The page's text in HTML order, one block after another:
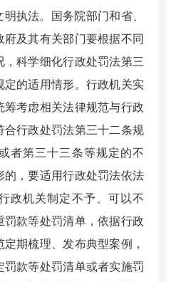
执法。
国务院部门和省、
府及其有关部门要根据不同
科学细化行政处罚法第三
定的适用情形。行政机关实
考虑相关法律规范与行政
合行政处罚法第三十二条规
者第三十三条等规定的不
的，要适用行政处罚法依法
政机关制定不予、可以不
款等处罚清单，依据行政
期梳理、发布典型案例，
罚款等处罚清单或者实施罚